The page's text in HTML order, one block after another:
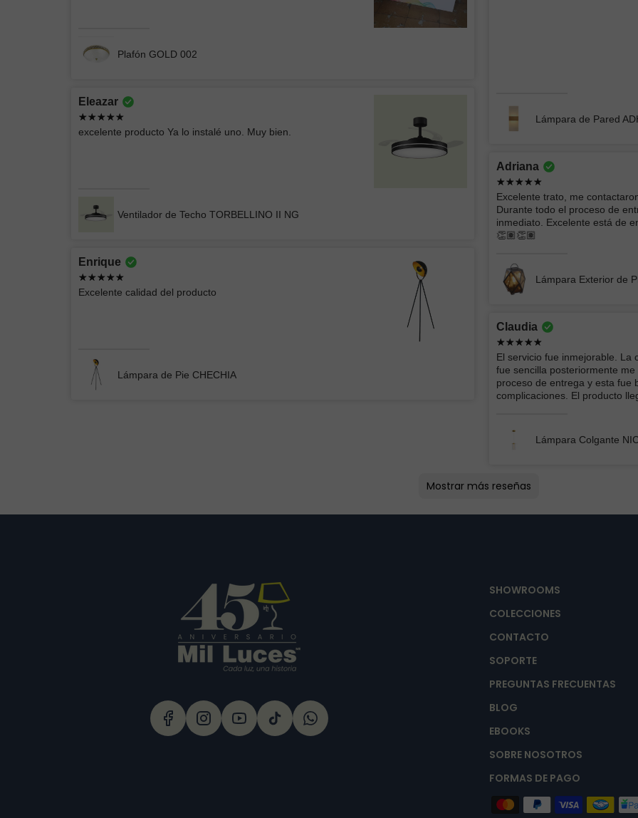
Plafón GOLD 002
Lámpara de Pared
Eleazar
excelente producto Ya lo instalé uno. Muy bien.
Ventilador de Techo TORBELLINO II NG
Adriana
Excelente trato, me
Durante todo el proceso de
inmediato. Excelente está de
👏🏽👏🏽
Lámpara Exterior de
Enrique
Excelente calidad del producto
Lámpara de Pie CHECHIA
Claudia
El servicio fue inmejorable. La
fue sencilla posteriormente
proceso de entrega y esta fue
complicaciones. El producto
Lámpara Colgante
Brian
Buena compra, entrega rápido todo muy bien muchas gracias
Mercedes
Lámpara de Pie Loris: Diseño Moderno y Funcionalidad
AMERICA LIZBETH
Excelente producto y la persona que me
Mostrar más reseñas
SHOWROOMS
COLECCIONES
CONTACTO
SOPORTE
PREGUNTAS FRECUENTAS
BLOG
EBOOKS
SOBRE NOSOTROS
FORMAS DE PAGO